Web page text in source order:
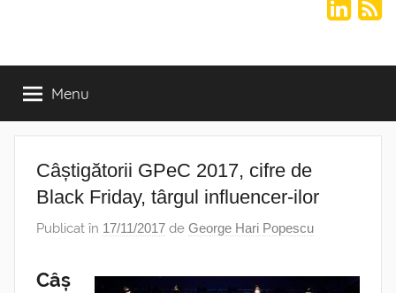
Menu
Câștigătorii GPeC 2017, cifre de
Black Friday, târgul influencer-ilor
Publicat în 17/11/2017 de George Hari Popescu
Câș